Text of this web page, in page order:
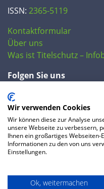
ISSN: 2365-5119
Kontaktformular
Über uns
Was ist Titelschutz –
Folgen Sie uns
FAQ
Wir verwenden Cookies
Wir können diese zur Analyse
unsere Webseite zu verbessern,
Ihnen ein großartiges Webseiten-
Informationen zu den von uns
Einstellungen.
Ok, weitermachen